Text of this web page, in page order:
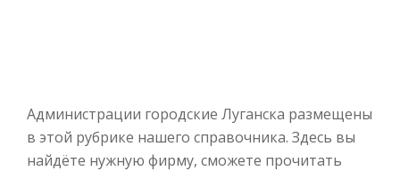
Администрации городские Луганска размещены
в этой рубрике нашего справочника. Здесь вы
найдёте нужную фирму, сможете прочитать